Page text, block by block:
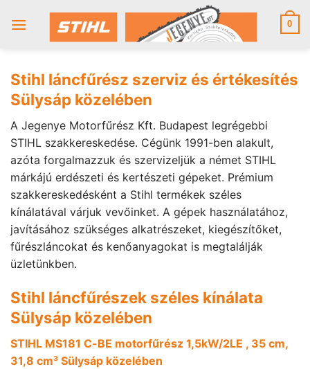
0
Stihl láncfűrész szerviz és értékesítés
Sülysáp közelében
A Jegenye Motorfűrész Kft. Budapest legrégebbi
STIHL szakkereskedése. Cégünk 1991-ben alakult,
azóta forgalmazzuk és szervizeljük a német STIHL
márkájú erdészeti és kertészeti gépeket. Prémium
szakkereskedésként a Stihl termékek széles
kínálatával várjuk vevőinket. A gépek használatához,
javításához szükséges alkatrészeket, kiegészítőket,
fűrészláncokat és kenőanyagokat is megtalálják
üzletünkben.
Stihl láncfűrészek széles kínálata
Sülysáp közelében
STIHL MS181 C-BE motorfűrész 1,5kW/2LE , 35 cm,
31,8 cm³ Sülysáp közelében